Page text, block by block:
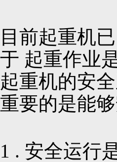
目前起重机
于 起重作业
起重机的安
重要的是能
1 . 安全运行